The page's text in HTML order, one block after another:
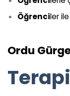
Öğrenciler
Ordu